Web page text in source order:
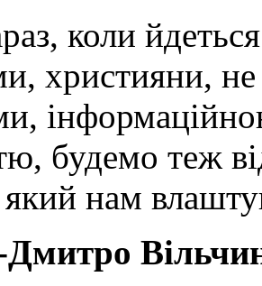
коли
християни, не
будемо теж
нам
Дмитро